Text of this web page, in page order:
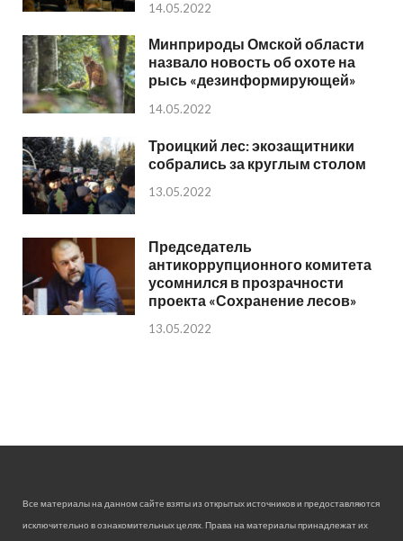
14.05.2022
Минприроды Омской области
назвало новость об охоте на
рысь «дезинформирующей»
14.05.2022
Троицкий лес: экозащитники
собрались за круглым столом
13.05.2022
Председатель
антикоррупционного комитета
усомнился в прозрачности
проекта «Сохранение лесов»
13.05.2022
Все материалы на данном сайте взяты из открытых источников и предоставляются
исключительно в ознакомительных целях. Права на материалы принадлежат их